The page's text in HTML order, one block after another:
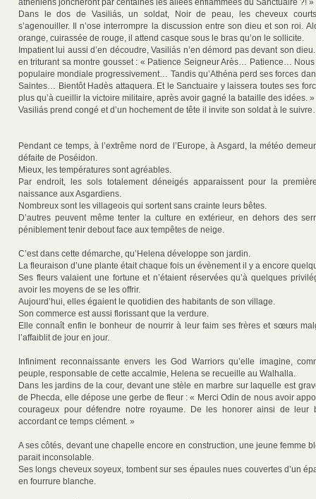
athéniens joncheront par centaines les allées enflammées du Sanctuaire ?! »
Dans le dos de Vasiliás, un soldat, Noir de peau, les cheveux
s’agenouiller. Il n’ose interrompre la discussion entre son dieu et son roi.
orange, cuirassée de rouge, il attend casque sous le bras qu’on le sollicite.
Impatient lui aussi d’en découdre, Vasiliás n’en démord pas devant son
en triturant sa montre gousset : « Patience Seigneur Arès… Patience… Nous
populaire mondiale progressivement… Tandis qu’Athéna perd ses forces
Saintes… Bientôt Hadès attaquera. Et le Sanctuaire y laissera toutes ses
plus qu’à cueillir la victoire militaire, après avoir gagné la bataille des idées. »
Vasiliás prend congé et d’un hochement de tête il invite son soldat à le
Pendant ce temps, à l’extrême nord de l’Europe, à Asgard, la météo
défaite de Poséidon.
Mieux, les températures sont agréables.
Par endroit, les sols totalement déneigés apparaissent pour la
naissance aux Asgardiens.
Nombreux sont les villageois qui sortent sans crainte leurs bêtes.
D’autres peuvent même tenter la culture en extérieur, en dehors des
péniblement tenir debout face aux tempêtes de neige.
C’est dans cette démarche, qu’Helena développe son jardin.
La fleuraison d’une plante était chaque fois un évènement il y a encore
Ses fleurs valaient une fortune et n’étaient réservées qu’à quelques
avoir les moyens de se les offrir.
Aujourd’hui, elles égaient le quotidien des habitants de son village.
Son commerce est aussi florissant que la verdure.
Elle connaît enfin le bonheur de nourrir à leur faim ses frères et sœurs
l’affaiblit de jour en jour.
Infiniment reconnaissante envers les God Warriors qu’elle imagine,
peuple, responsable de cette accalmie, Helena se recueille au Walhalla.
Dans les jardins de la cour, devant une stèle en marbre sur laquelle est
de Phecda, elle dépose une gerbe de fleur : « Merci Odin de nous avoir
courageux pour défendre notre royaume. De les honorer ainsi de leur
accordant ce temps clément. »
A ses côtés, devant une chapelle encore en construction, une jeune femme
parait inconsolable.
Ses longs cheveux soyeux, tombent sur ses épaules nues couvertes d’un
en fourrure blanche.